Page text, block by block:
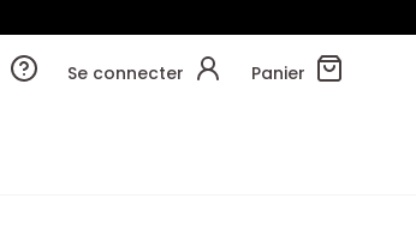
Se connecter Panier